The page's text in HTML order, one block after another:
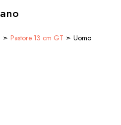
➣ Pastore 13 cm GT ➣ Uomo